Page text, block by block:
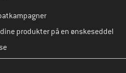
produkter på en ønskeseddel